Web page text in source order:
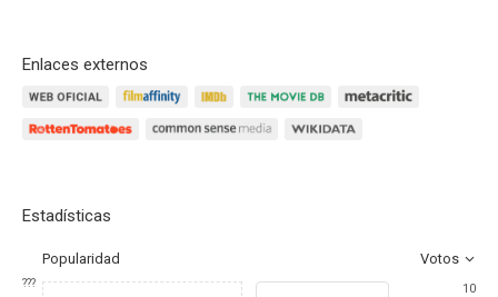
Enlaces externos
Estadísticas
Popularidad Votos
???
10